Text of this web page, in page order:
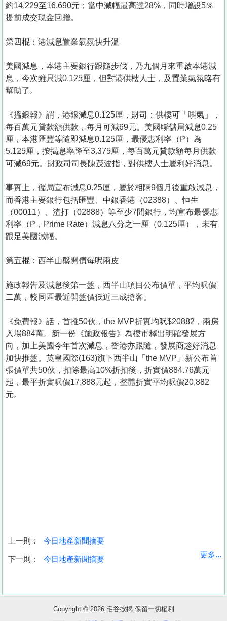
收
盤
約14,229至16,690元；當中減幅最高達28%，同時增設5％
提前成交現金回贈。
第四棍：港減息置業氣氛快升溫
美國減息，本港主要銀行跟隨步伐，乃九個月來重啟本港減
息，今次雖只減0.125厘，但對港供樓人士，及置業氣氛略有
幫助了。
《搵銀報》謂，港銀減息0.125厘，財司：供樓可「唞氣」，
每百萬元貸款額供款，每月可減69元。美國聯儲局減息0.25
厘，本港匯豐等隨即減息0.125厘，最優惠利率（P）為
5.125厘，按揭息率降至3.375厘，每百萬元貸款額每月供款
可減69元。財政司司長陳茂波指，對供樓人士屬利好消息。
事實上，儲局宣布減息0.25厘，屬於相隔9個月後重啟減息，
而香港主要銀行包括匯豐、中銀香港（02388）、恒生
（00011）、渣打（02888）等至少7間銀行，均宣布最優惠
利率（P，Prime Rate）減息八分之一厘（0.125厘），未有
跟足美國減幅。
第五棍：西半山盤開價每呎兩皮
施政報告及減息後第一盤，西半山項目公布價單，平均呎價
二萬，較同區最近開盤價低近三成搶客。
《免費報》話，首推50伙，the MVP折實均呎$20882，兩房
入場884萬。新一份《施政報告》為樓市釋出明確發展方
向，加上美國今年首次減息，香港亦跟隨，發展商趁好消息
加快推盤。英皇國際(163)旗下西半山「the MVP」新公布首
張價單共50伙，扣除最高10%折扣後，折實價884.76萬元
起，最平折實呎價17,888元起，整體折實平均呎價20,882
元。
上一則： 今日地產新聞摘要
下一則： 今日地產新聞摘要
更多...
Copyright © 2026 宅谷按揭 保留一切權利